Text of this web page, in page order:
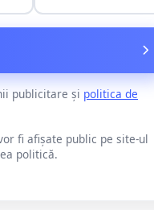
publicitare și politica de
fi afișate public pe site-ul
politică.